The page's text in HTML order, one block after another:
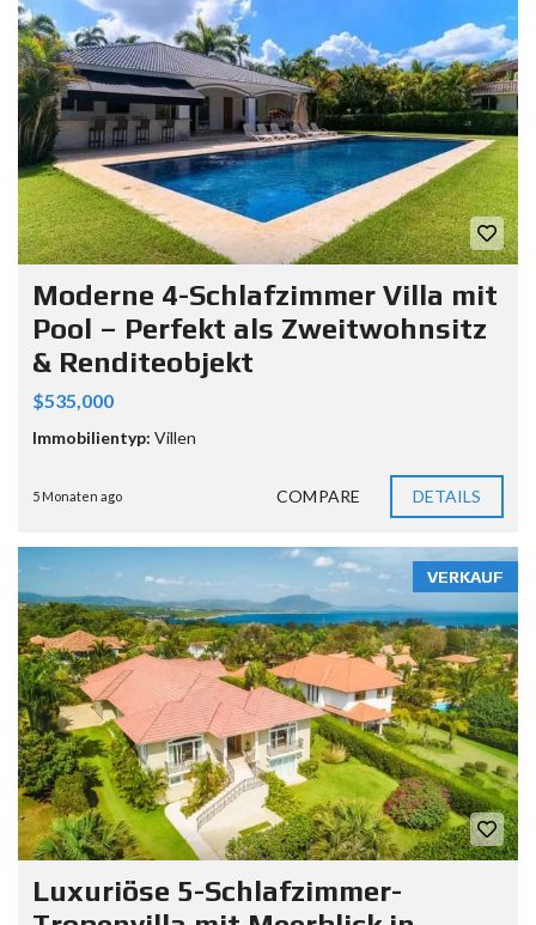
Moderne 4-Schlafzimmer Villa mit
Pool – Perfekt als Zweitwohnsitz
& Renditeobjekt
$535,000
Immobilientyp: Villen
5 Monaten ago COMPARE DETAILS
VERKAUF
Luxuriöse 5-Schlafzimmer-